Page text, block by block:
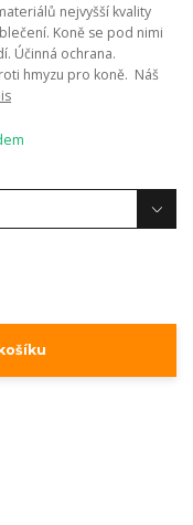
nejvyšší kvality
Koně se pod nimi
Účinná ochrana.
hmyzu pro koně. Náš